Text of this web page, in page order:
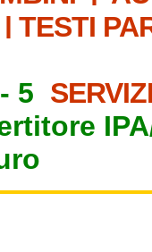
| TESTI
- 5